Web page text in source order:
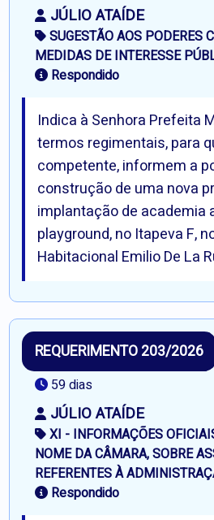
JÚLIO ATAÍDE
SUGESTÃO AOS PODERES
MEDIDAS DE INTERESSE
Respondido
Indica à Senhora Prefeita
termos regimentais, para
competente, informem a
construção de uma nova
implantação de academia
playground, no Itapeva F,
Habitacional Emilio De La
REQUERIMENTO 203/2026
59 dias
JÚLIO ATAÍDE
XI - INFORMAÇÕES
NOME DA CÂMARA, SOBRE
REFERENTES À
Respondido